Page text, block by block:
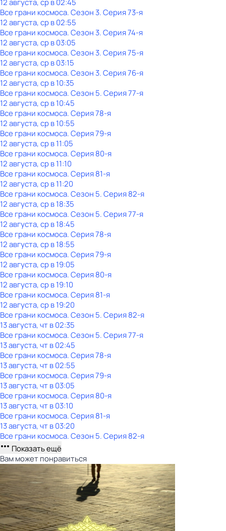
12 августа, ср в 02:45
Все грани космоса. Сезон 3. Серия 73-я
12 августа, ср в 02:55
Все грани космоса. Сезон 3. Серия 74-я
12 августа, ср в 03:05
Все грани космоса. Сезон 3. Серия 75-я
12 августа, ср в 03:15
Все грани космоса. Сезон 3. Серия 76-я
12 августа, ср в 10:35
Все грани космоса. Сезон 5. Серия 77-я
12 августа, ср в 10:45
Все грани космоса. Серия 78-я
12 августа, ср в 10:55
Все грани космоса. Серия 79-я
12 августа, ср в 11:05
Все грани космоса. Серия 80-я
12 августа, ср в 11:10
Все грани космоса. Серия 81-я
12 августа, ср в 11:20
Все грани космоса. Сезон 5. Серия 82-я
12 августа, ср в 18:35
Все грани космоса. Сезон 5. Серия 77-я
12 августа, ср в 18:45
Все грани космоса. Серия 78-я
12 августа, ср в 18:55
Все грани космоса. Серия 79-я
12 августа, ср в 19:05
Все грани космоса. Серия 80-я
12 августа, ср в 19:10
Все грани космоса. Серия 81-я
12 августа, ср в 19:20
Все грани космоса. Сезон 5. Серия 82-я
13 августа, чт в 02:35
Все грани космоса. Сезон 5. Серия 77-я
13 августа, чт в 02:45
Все грани космоса. Серия 78-я
13 августа, чт в 02:55
Все грани космоса. Серия 79-я
13 августа, чт в 03:05
Все грани космоса. Серия 80-я
13 августа, чт в 03:10
Все грани космоса. Серия 81-я
13 августа, чт в 03:20
Все грани космоса. Сезон 5. Серия 82-я
Показать ещё
Вам может понравиться